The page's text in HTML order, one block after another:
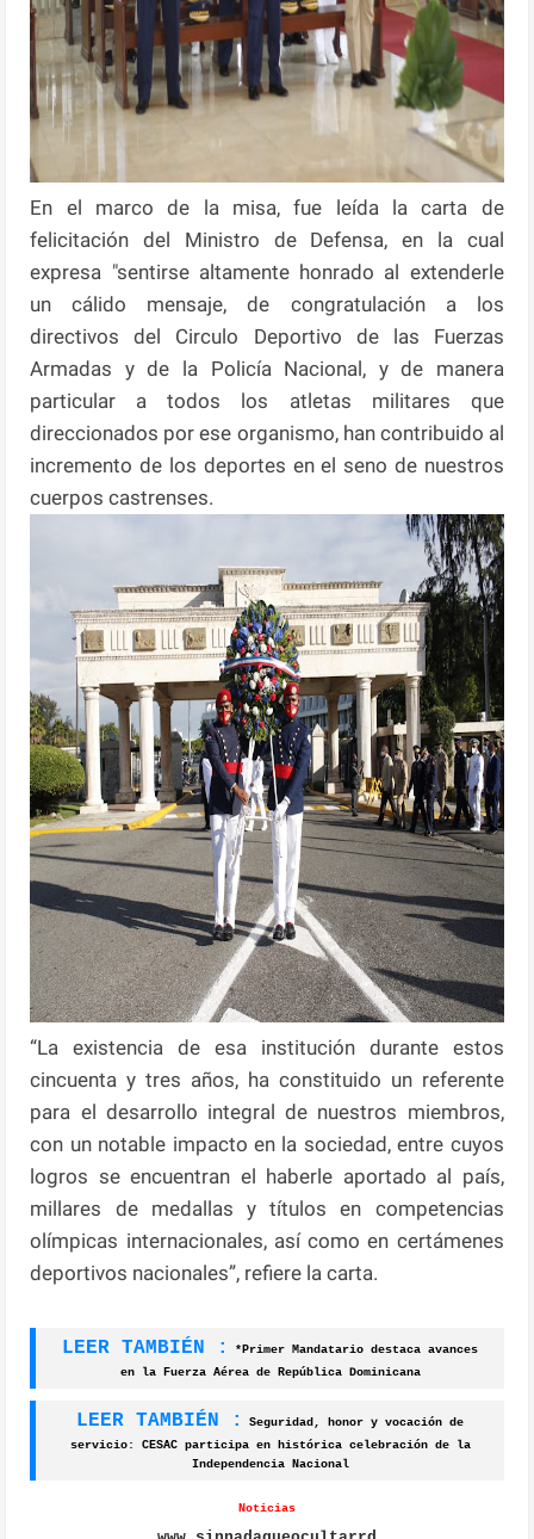
En el marco de la misa, fue leída la carta de
felicitación del Ministro de Defensa, en la cual
expresa "sentirse altamente honrado al extenderle
un cálido mensaje, de congratulación a los
directivos del Circulo Deportivo de las Fuerzas
Armadas y de la Policía Nacional, y de manera
particular a todos los atletas militares que
direccionados por ese organismo, han contribuido al
incremento de los deportes en el seno de nuestros
cuerpos castrenses.
“La existencia de esa institución durante estos
cincuenta y tres años, ha constituido un referente
para el desarrollo integral de nuestros miembros,
con un notable impacto en la sociedad, entre cuyos
logros se encuentran el haberle aportado al país,
millares de medallas y títulos en competencias
olímpicas internacionales, así como en certámenes
deportivos nacionales”, refiere la carta.
LEER TAMBIÉN :
*Primer Mandatario destaca avances
en la Fuerza Aérea de República Dominicana
LEER TAMBIÉN :
Seguridad, honor y vocación de
servicio: CESAC participa en histórica celebración de la
Independencia Nacional
Noticias